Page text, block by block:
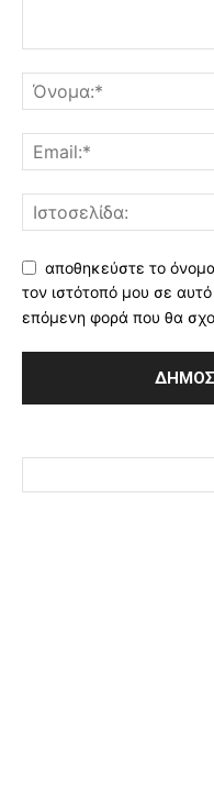
αποθηκεύστε το
τον ιστότοπό μου σε
επόμενη φορά που θα